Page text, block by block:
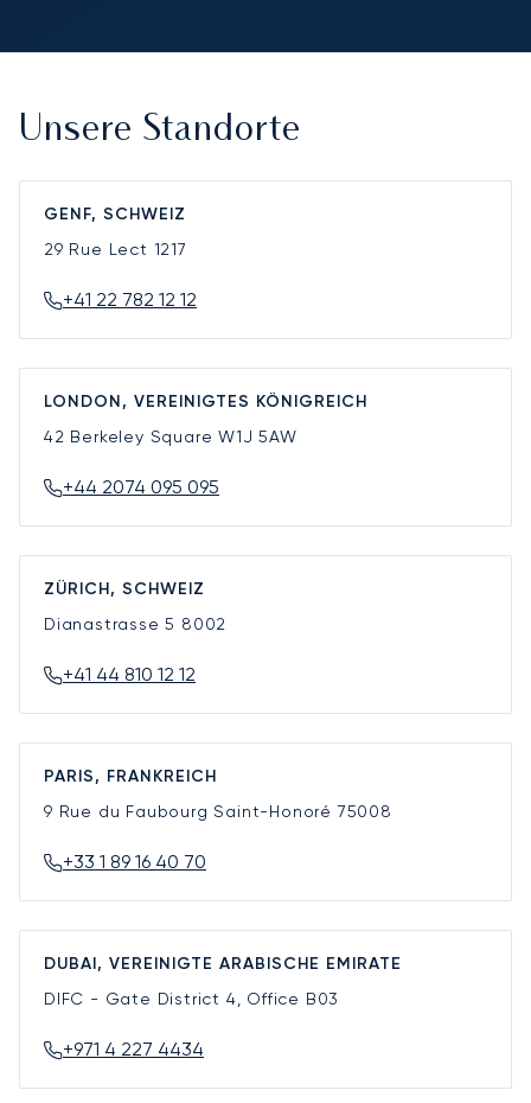
Unsere Standorte
GENF, SCHWEIZ
29 Rue Lect 1217
+41 22 782 12 12
LONDON, VEREINIGTES KÖNIGREICH
42 Berkeley SquareW1J 5AW
+44 2074 095 095
ZÜRICH, SCHWEIZ
Dianastrasse 5 8002
+41 44 810 12 12
PARIS, FRANKREICH
9 Rue du Faubourg Saint-Honoré 75008
+33 1 89 16 40 70
DUBAI, VEREINIGTE ARABISCHE EMIRATE
DIFC - Gate District 4, Office B03
+971 4 227 4434